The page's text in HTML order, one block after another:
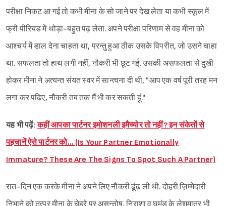
परीक्षा निकट आ गई तो कभी मीना के सो जाने पर देख लेता या कभी स्कूल में
फ्री पीरियड में थोड़ा-बहुत पढ़ लेता. अपने परीक्षा परिणाम से वह मीना को
आश्चर्य में डाल देना चाहता था, परन्तु हुआ ठीक उसके विपरीत, जो उसने चाहा
था. सफलता तो हाथ लगी नहीं, नौकरी भी छूट गई. उसकी असफलता से दुखी
होकर मीना ने अत्यन्त संयत स्वर में सान्त्वना दी थी, "आप एक वर्ष पूरी तरह मन
लगा कर पढ़िए, नौकरी तब तक मैं भी कर सकती हूं."
यह भी पढ़ें:कहीं आपका पार्टनर इमोशनली इमैच्योर तो नहीं? इन संकेतों से
पहचानें ऐसे पार्टनर को… (Is Your Partner Emotionally
Immature? These Are The Signs To Spot Such A Partner)
रात-दिन एक करके मीना ने अपने लिए नौकरी ढूंढ़ ली थी. दोहरी ज़िम्मेदारी
निभाने को तत्पर मीना के चेहरे पर असन्तोष, निराशा व घमंड के लेशमात्र भी